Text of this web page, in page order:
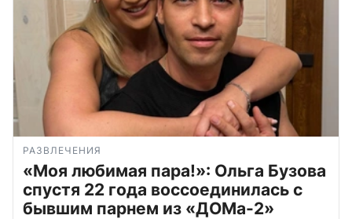
РАЗВЛЕЧЕНИЯ
«Моя любимая пара!»: Ольга Бузова
спустя 22 года воссоединилась с
бывшим парнем из «ДОМа-2»